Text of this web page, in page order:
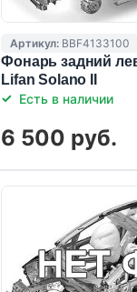
Артикул: BBF4133100
Фонарь задний
Lifan Solano II
Есть в наличии
6 500 руб.